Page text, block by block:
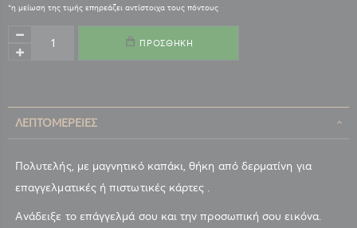
ΠΡΟΣΘΉΚΗ
ΛΕΠΤΟΜΈΡΕΙΕΣ
Πολυτελής, με μαγνητικό καπάκι, θήκη από δερματίνη για
επαγγελματικές ή πιστωτικές κάρτες .
Ανάδειξε το επάγγελμά σου και την προσωπική σου εικόνα.